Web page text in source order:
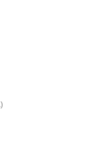
JEPARA
Jati Yang
Furniture Jepara